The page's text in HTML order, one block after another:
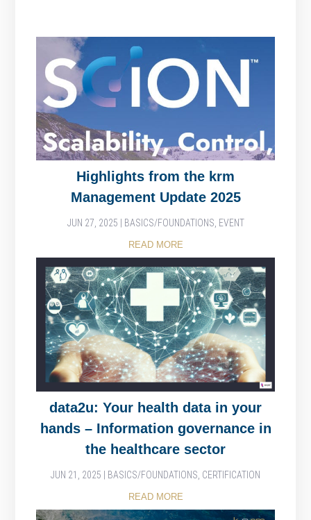
Highlights from the krm
Management Update 2025
JUN 27, 2025 BASICS/FOUNDATIONS, EVENT
READ MORE
data2u: Your health data in your
hands – Information governance in
the healthcare sector
JUN 21, 2025 BASICS/FOUNDATIONS, CERTIFICATION
READ MORE